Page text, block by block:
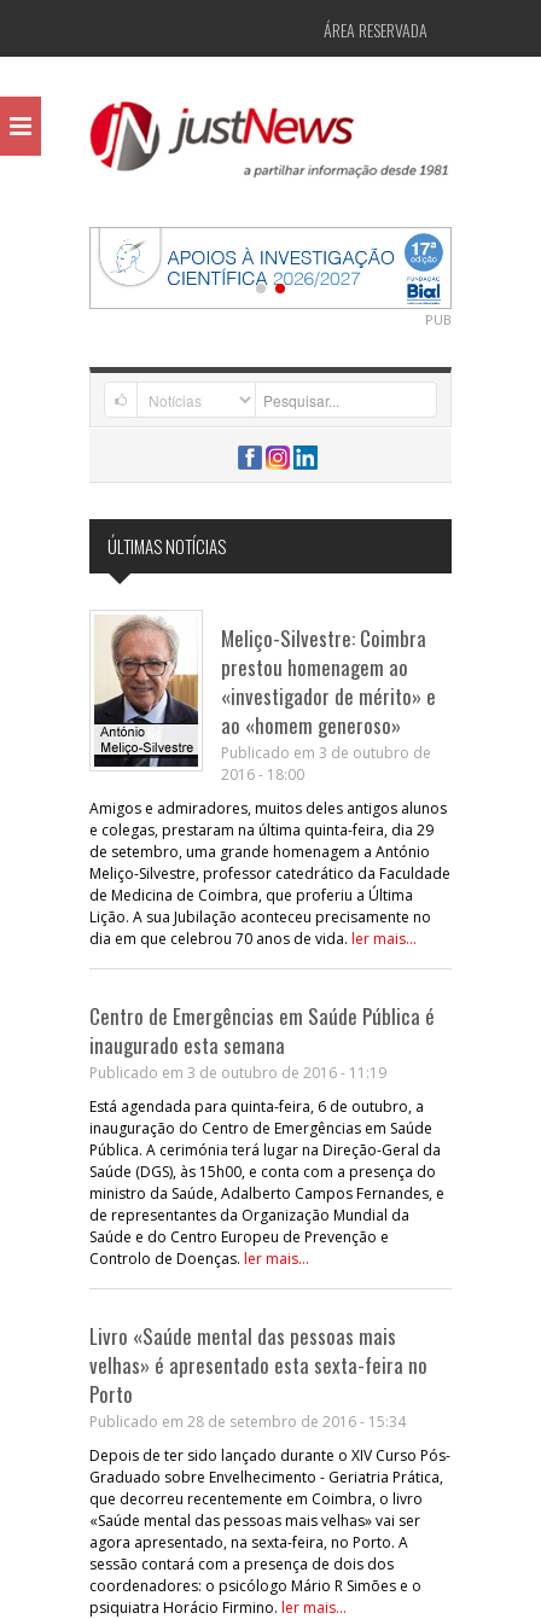
ÁREA RESERVADA
PUB
ÚLTIMAS NOTÍCIAS
Meliço-Silvestre: Coimbra
prestou homenagem ao
«investigador de mérito» e
ao «homem generoso»
Publicado em 3 de outubro de
2016 - 18:00
Amigos e admiradores, muitos deles antigos alunos
e colegas, prestaram na última quinta-feira, dia 29
de setembro, uma grande homenagem a António
Meliço-Silvestre, professor catedrático da Faculdade
de Medicina de Coimbra, que proferiu a Última
Lição. A sua Jubilação aconteceu precisamente no
dia em que celebrou 70 anos de vida. ler mais...
Centro de Emergências em Saúde Pública é
inaugurado esta semana
Publicado em 3 de outubro de 2016 - 11:19
Está agendada para quinta-feira, 6 de outubro, a
inauguração do Centro de Emergências em Saúde
Pública. A cerimónia terá lugar na Direção-Geral da
Saúde (DGS), às 15h00, e conta com a presença do
ministro da Saúde, Adalberto Campos Fernandes, e
de representantes da Organização Mundial da
Saúde e do Centro Europeu de Prevenção e
Controlo de Doenças. ler mais...
Livro «Saúde mental das pessoas mais
velhas» é apresentado esta sexta-feira no
Porto
Publicado em 28 de setembro de 2016 - 15:34
Depois de ter sido lançado durante o XIV Curso Pós-
Graduado sobre Envelhecimento - Geriatria Prática,
que decorreu recentemente em Coimbra, o livro
«Saúde mental das pessoas mais velhas» vai ser
agora apresentado, na sexta-feira, no Porto. A
sessão contará com a presença de dois dos
coordenadores: o psicólogo Mário R Simões e o
psiquiatra Horácio Firmino. ler mais...